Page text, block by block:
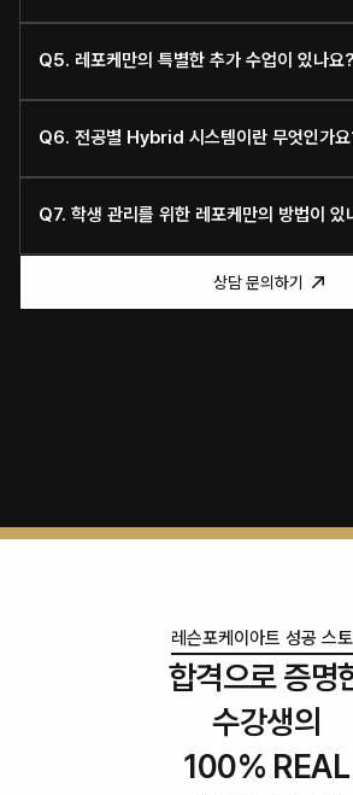
Q5. 레포케만의 특별한 추가 수업이 있나요?
Q6. 전공별 Hybrid 시스템이란 무엇인가
Q7. 학생 관리를 위한 레포케만의 방법이 있
상담 문의하기
레슨포케이아트 성공 스토
합격으로 증명
수강생의
100% REAL